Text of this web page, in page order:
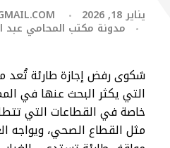
يناير 18, 2026
مدونة مكتب المحامي عبد
شكوى رفض إجازة طارئة تُعد
التي يكثر البحث عنها في
خاصة في القطاعات التي
مثل القطاع الصحي، ويواجه